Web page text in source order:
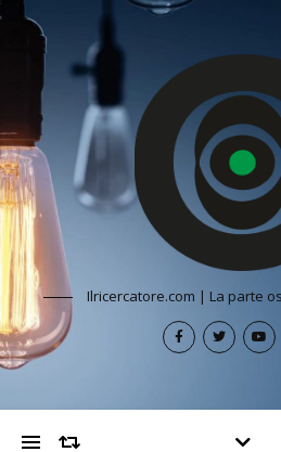
Ilricercatore.com | La parte